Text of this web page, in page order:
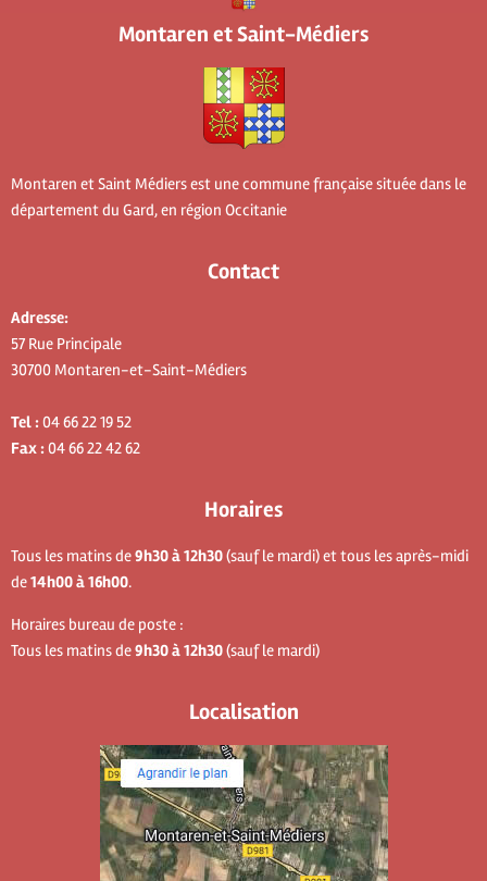
Montaren et Saint-Médiers
Montaren et Saint Médiers est une commune française située dans le
département du Gard, en région Occitanie
Contact
Adresse:
57 Rue Principale
30700 Montaren-et-Saint-Médiers
Tel :04 66 22 19 52
Fax :04 66 22 42 62
Horaires
Tous les matins de9h30 à 12h30(sauf le mardi) et tous les après-midi
de14h00 à 16h00.
Horaires bureau de poste :
Tous les matins de9h30 à 12h30(sauf le mardi)
Localisation